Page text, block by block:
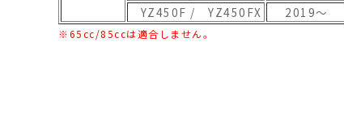
YZ450F / YZ450FX
2019～
※65cc/85ccは適合しません。